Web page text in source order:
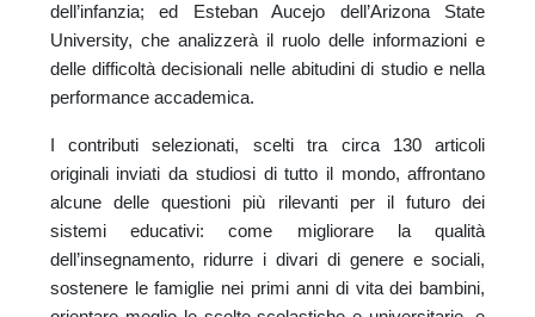
dell’infanzia; ed Esteban Aucejo dell’Arizona State
University, che analizzerà il ruolo delle informazioni e
delle difficoltà decisionali nelle abitudini di studio e nella
performance accademica.
I contributi selezionati, scelti tra circa 130 articoli
originali inviati da studiosi di tutto il mondo, affrontano
alcune delle questioni più rilevanti per il futuro dei
sistemi educativi: come migliorare la qualità
dell’insegnamento, ridurre i divari di genere e sociali,
sostenere le famiglie nei primi anni di vita dei bambini,